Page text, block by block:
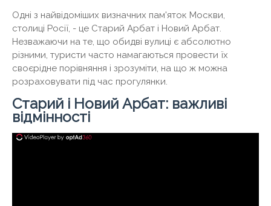
Одні з найвідоміших визначних пам'яток Москви,
столиці Росії, - це Старий Арбат і Новий Арбат.
Незважаючи на те, що обидві вулиці є абсолютно
різними, туристи часто намагаються провести їх
своєрідне порівняння і зрозуміти, на що ж можна
розраховувати під час прогулянки.
Старий і Новий Арбат: важливі
відмінності